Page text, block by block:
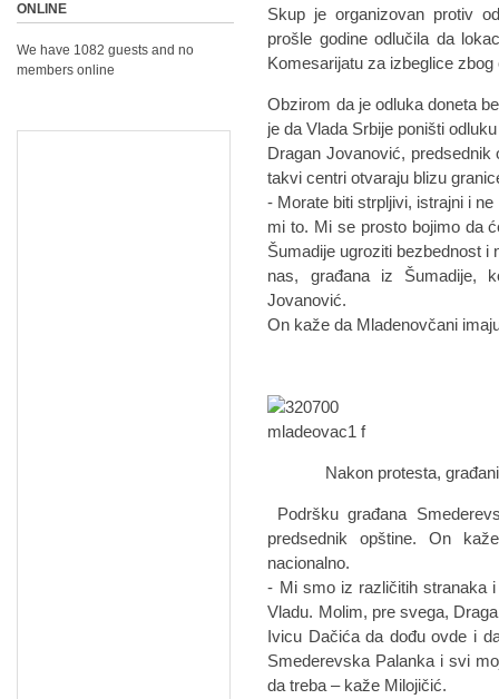
Skup je organizovan protiv
prošle godine odlučila da
Komesarijatu za izbeglice
Obzirom da je odluka doneta
je da Vlada Srbije poništi
Dragan Jovanović,
takvi centri otvaraju blizu
- Morate biti strpljivi, istrajni i
mi to. Mi se prosto bojimo da
Šumadije ugroziti bezbednost i
nas, građana iz Šumadije,
Jovanović.
On kaže da Mladenovčani
Nakon protesta, građani
Podršku građana
predsednik opštine. On
nacionalno.
- Mi smo iz različitih stranaka
Vladu. Molim, pre svega,
Ivicu Dačića da dođu ovde i
Smederevska Palanka i svi
da treba – kaže Milojičić.
ONLINE
We have 1082 guests and no
members online